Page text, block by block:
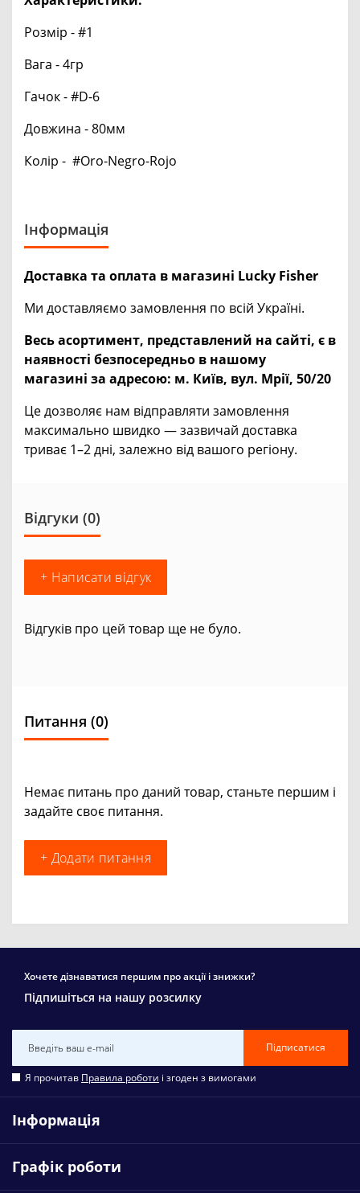
Розмір - #1
Вага - 4гр
Гачок - #D-6
Довжина - 80мм
Колір - #Oro-Negro-Rojo
Інформація
Доставка та оплата в магазині Lucky Fisher
Ми доставляємо замовлення по всій Україні.
Весь асортимент, представлений на сайті, є в
наявності безпосередньо в нашому
магазині за адресою: м. Київ, вул. Мрії, 50/20
Це дозволяє нам відправляти замовлення
максимально швидко — зазвичай доставка
триває 1–2 дні, залежно від вашого регіону.
Відгуки (0)
+ Написати відгук
Відгуків про цей товар ще не було.
Питання (0)
Немає питань про даний товар, станьте першим і
задайте своє питання.
+ Додати питання
Хочете дізнаватися першим про акції і знижки?
Підпишіться на нашу розсилку
Підписатися
Я прочитав Правила роботи і згоден з вимогами
Інформація
Графік роботи